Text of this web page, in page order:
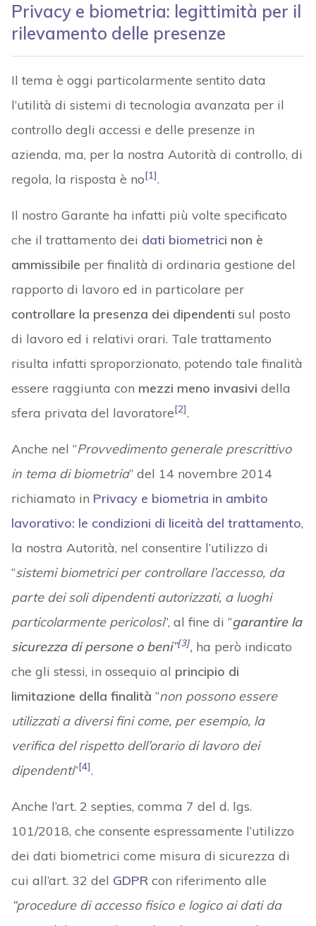
Privacy e biometria: legittimità per il
rilevamento delle presenze
Il tema è oggi particolarmente sentito data
l’utilità di sistemi di tecnologia avanzata per il
controllo degli accessi e delle presenze in
azienda, ma, per la nostra Autorità di controllo, di
regola, la risposta è no[1].
Il nostro Garante ha infatti più volte specificato
che il trattamento dei dati biometrici non è
ammissibile per finalità di ordinaria gestione del
rapporto di lavoro ed in particolare per
controllare la presenza dei dipendenti sul posto
di lavoro ed i relativi orari. Tale trattamento
risulta infatti sproporzionato, potendo tale finalità
essere raggiunta con mezzi meno invasivi della
sfera privata del lavoratore[2].
Anche nel “Provvedimento generale prescrittivo
in tema di biometria” del 14 novembre 2014
richiamato in Privacy e biometria in ambito
lavorativo: le condizioni di liceità del trattamento,
la nostra Autorità, nel consentire l’utilizzo di
“sistemi biometrici per controllare l’accesso, da
parte dei soli dipendenti autorizzati, a luoghi
particolarmente pericolosi”, al fine di “garantire la
sicurezza di persone o beni”[3], ha però indicato
che gli stessi, in ossequio al principio di
limitazione della finalità “non possono essere
utilizzati a diversi fini come, per esempio, la
verifica del rispetto dell’orario di lavoro dei
dipendenti”[4].
Anche l’art. 2 septies, comma 7 del d. lgs.
101/2018, che consente espressamente l’utilizzo
dei dati biometrici come misura di sicurezza di
cui all’art. 32 del GDPRcon riferimento alle
“procedure di accesso fisico e logico ai dati da